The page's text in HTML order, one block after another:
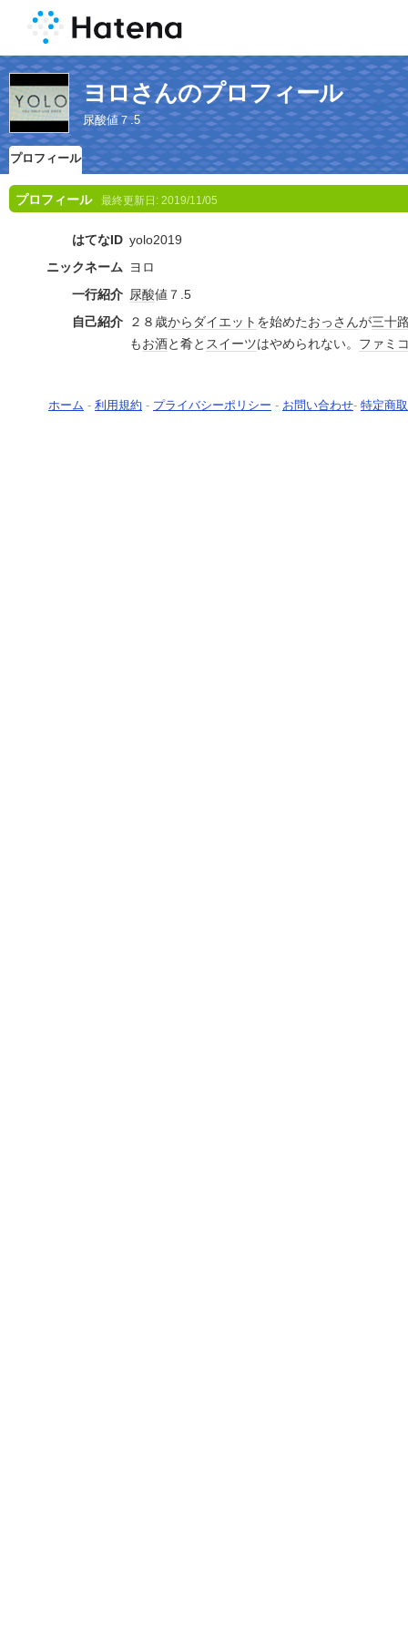
ヨロさんのプロフィール
尿酸値７.5
プロフィール
プロフィール 最終更新日: 2019/11/05
はてなID yolo2019
ニックネーム ヨロ
一行紹介 尿酸値７.5
自己紹介
２８歳から ダイエット を始めたおっさんが三十
もお酒と肴と スイーツはやめられない。 ファミ
ホーム - 利用規約 - プライバシーポリシー - お問い合わせ- 特定商